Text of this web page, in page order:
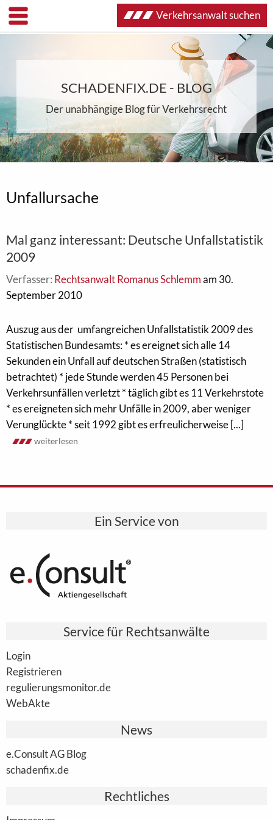
SCHADENFIX.DE - BLOG
Der unabhängige Blog für Verkehrsrecht
Unfallursache
Mal ganz interessant: Deutsche Unfallstatistik
2009
Verfasser: Rechtsanwalt Romanus Schlemmam 30.
September 2010
Auszug aus der umfangreichen Unfallstatistik 2009 des
Statistischen Bundesamts: * es ereignet sich alle 14
Sekunden ein Unfall auf deutschen Straßen (statistisch
betrachtet) * jede Stunde werden 45 Personen bei
Verkehrsunfällen verletzt * täglich gibt es 11 Verkehrstote
* es ereigneten sich mehr Unfälle in 2009, aber weniger
Verunglückte * seit 1992 gibt es erfreulicherweise [...]
weiterlesen
Ein Service von
Service für Rechtsanwälte
Login
Registrieren
regulierungsmonitor.de
WebAkte
News
e.Consult AG Blog
schadenfix.de
Rechtliches
Verkehrsanwalt suchen